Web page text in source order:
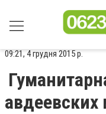
09:21, 4 грудня 2015 р.